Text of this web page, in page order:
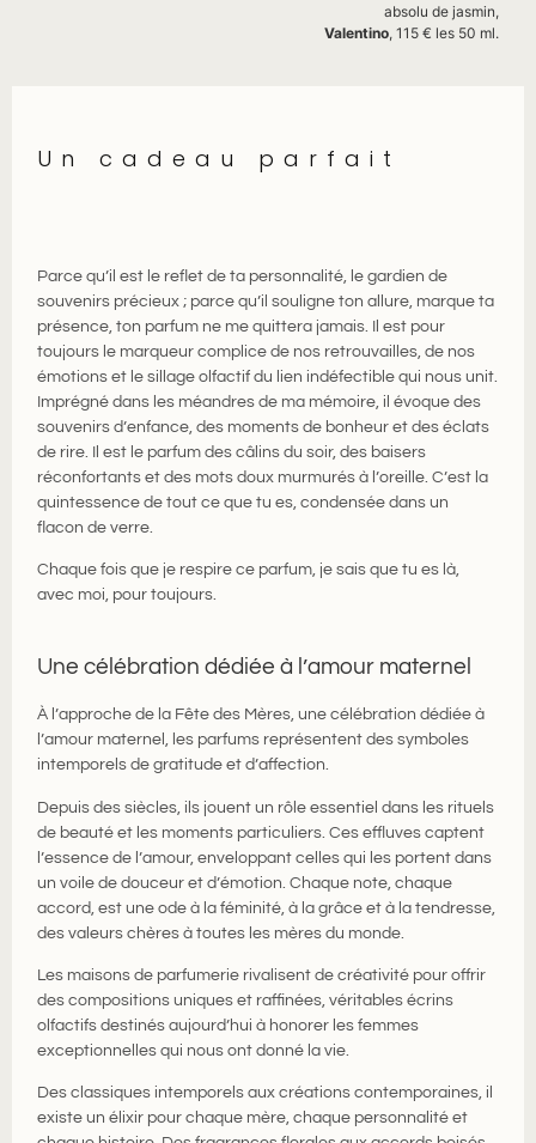
absolu de jasmin,
Valentino, 115 € les 50 ml.
Un cadeau parfait
Parce qu’il est le reflet de ta personnalité, le gardien de
souvenirs précieux ; parce qu’il souligne ton allure, marque ta
présence, ton parfum ne me quittera jamais. Il est pour
toujours le marqueur complice de nos retrouvailles, de nos
émotions et le sillage olfactif du lien indéfectible qui nous unit.
Imprégné dans les méandres de ma mémoire, il évoque des
souvenirs d’enfance, des moments de bonheur et des éclats
de rire. Il est le parfum des câlins du soir, des baisers
réconfortants et des mots doux murmurés à l’oreille. C’est la
quintessence de tout ce que tu es, condensée dans un
flacon de verre.
Chaque fois que je respire ce parfum, je sais que tu es là,
avec moi, pour toujours.
Une célébration dédiée à l’amour maternel
À l’approche de la Fête des Mères, une célébration dédiée à
l’amour maternel, les parfums représentent des symboles
intemporels de gratitude et d’affection.
Depuis des siècles, ils jouent un rôle essentiel dans les rituels
de beauté et les moments particuliers. Ces effluves captent
l’essence de l’amour, enveloppant celles qui les portent dans
un voile de douceur et d’émotion. Chaque note, chaque
accord, est une ode à la féminité, à la grâce et à la tendresse,
des valeurs chères à toutes les mères du monde.
Les maisons de parfumerie rivalisent de créativité pour offrir
des compositions uniques et raffinées, véritables écrins
olfactifs destinés aujourd’hui à honorer les femmes
exceptionnelles qui nous ont donné la vie.
Des classiques intemporels aux créations contemporaines, il
existe un élixir pour chaque mère, chaque personnalité et